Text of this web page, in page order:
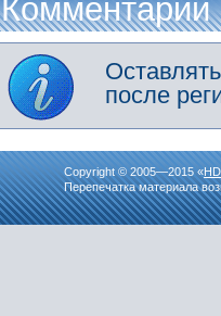
Комментарии
после
Copyright © 2005—2015 «
Перепечатка материала